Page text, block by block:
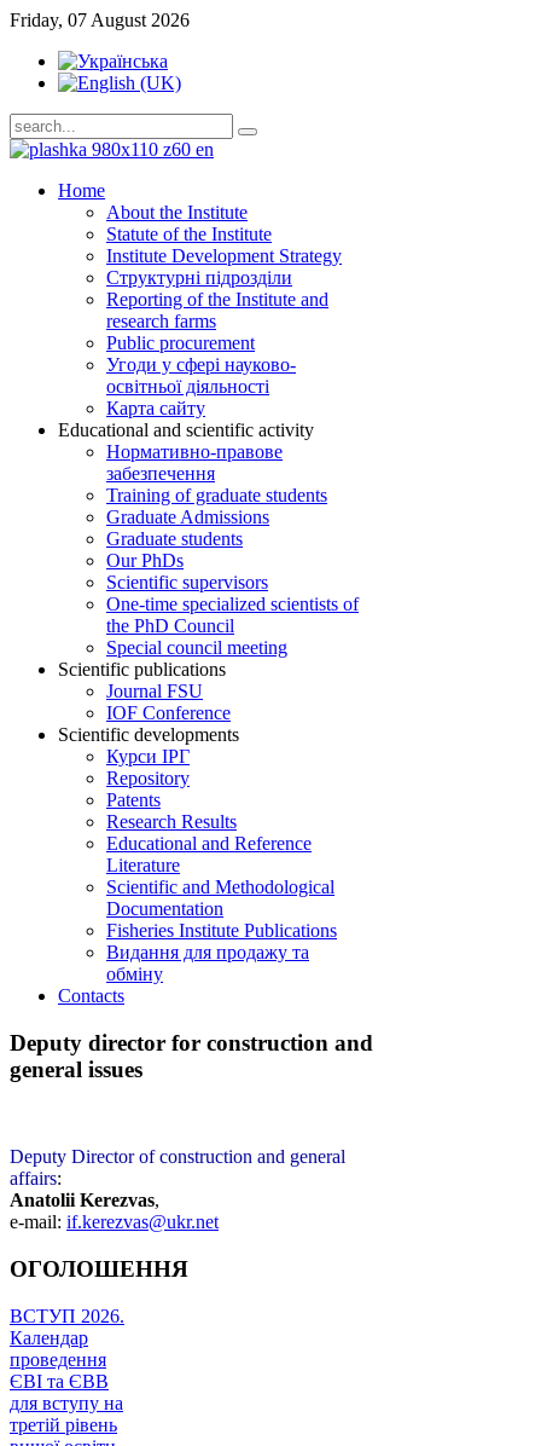
Friday, 07 August 2026
Home
About the Institute
Statute of the Institute
Institute Development Strategy
Структурні підрозділи
Reporting of the Institute and
research farms
Public procurement
Угоди у сфері науково-
освітньої діяльності
Карта сайту
Educational and scientific activity
Нормативно-правове
забезпечення
Training of graduate students
Graduate Admissions
Graduate students
Our PhDs
Scientific supervisors
One-time specialized scientists of
the PhD Council
Special council meeting
Scientific publications
Journal FSU
IOF Conference
Scientific developments
Курси ІРГ
Repository
Patents
Research Results
Educational and Reference
Literature
Scientific and Methodological
Documentation
Fisheries Institute Publications
Видання для продажу та
обміну
Contacts
Deputy director for construction and
general issues
Deputy Director of construction and general
affairs:
Anatolii Kerezvas,
e-mail: if.kerezvas@ukr.net
ОГОЛОШЕННЯ
ВСТУП 2026.
Календар
проведення
ЄВІ та ЄВВ
для вступу на
третій рівень